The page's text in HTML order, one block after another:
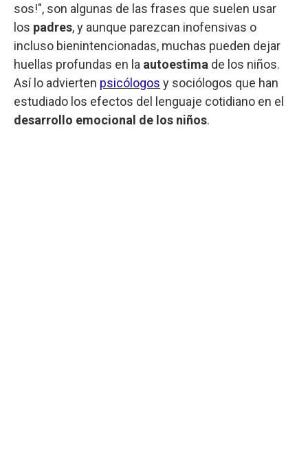
sos!", son algunas de las frases que suelen usar
los padres, y aunque parezcan inofensivas o
incluso bienintencionadas, muchas pueden dejar
huellas profundas en la autoestima de los niños.
Así lo advierten psicólogos y sociólogos que han
estudiado los efectos del lenguaje cotidiano en el
desarrollo emocional de los niños.